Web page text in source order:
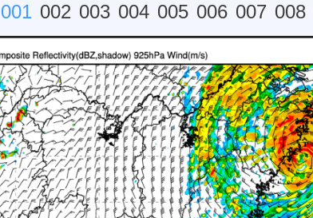
雷达组合反射率
001 002 003 004 005 006 007 008
012 013 014 015 016 017 018 019
023 024 025 026 027 028 029 030
034 035 036